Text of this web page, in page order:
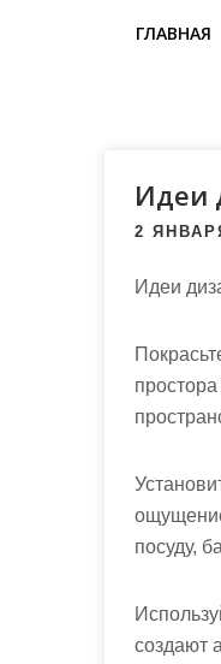
ГЛАВНАЯ
Идеи
2
Идеи
посуду,
создают